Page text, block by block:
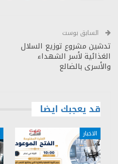
السابق بوست
تدشين مشروع توزيع السلال
الغذائية لأسر الشهداء
والأسرى بالضالع
قد يعجبك ايضا
الاخبار